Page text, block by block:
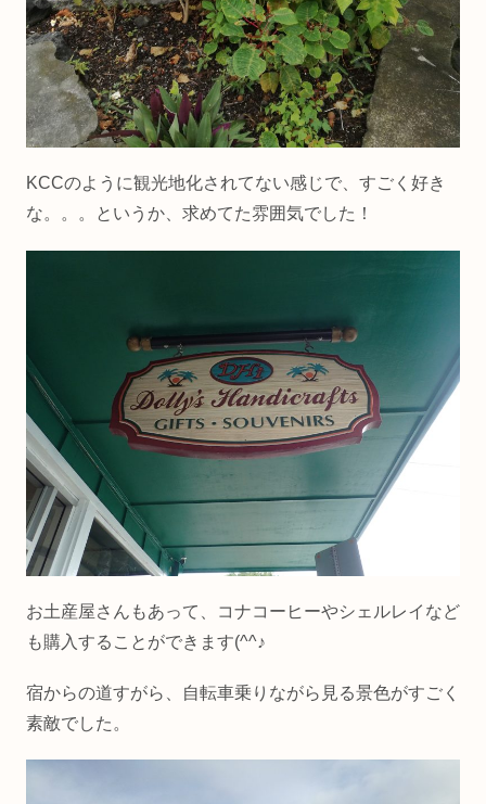
KCCのように観光地化されてない感じで、すごく好き
な。。。というか、求めてた雰囲気でした！
お土産屋さんもあって、コナコーヒーやシェルレイなど
も購入することができます(^^♪
宿からの道すがら、自転車乗りながら見る景色がすごく
素敵でした。